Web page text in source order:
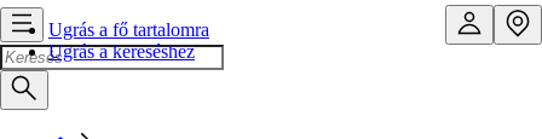
Ugrás a fő tartalomra
Ugrás a kereséshez